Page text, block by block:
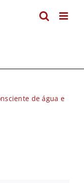
de água e